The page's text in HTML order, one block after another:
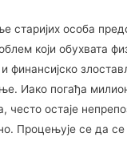
старијих особа
који обухвата
финансијско
Иако погађа
често остаје
Процењује се да се